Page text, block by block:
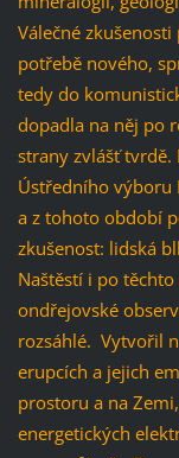
Válečné
potřebě nového,
tedy do
dopadla na něj po
strany zvlášť tvrdě.
Ústředního výboru
a z tohoto období
zkušenost: lidská
Naštěstí i po
ondřejovské
rozsáhlé. Vytvořil
erupcích a jejich
prostoru a na
energetických